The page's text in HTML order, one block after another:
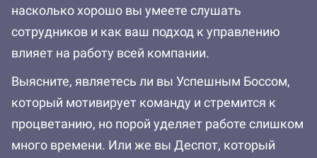
насколько хорошо вы умеете слушать
сотрудников и как ваш подход к управлению
влияет на работу всей компании.
Выясните, являетесь ли вы Успешным Боссом,
который мотивирует команду и стремится к
процветанию, но порой уделяет работе слишком
много времени. Или же вы Деспот, который